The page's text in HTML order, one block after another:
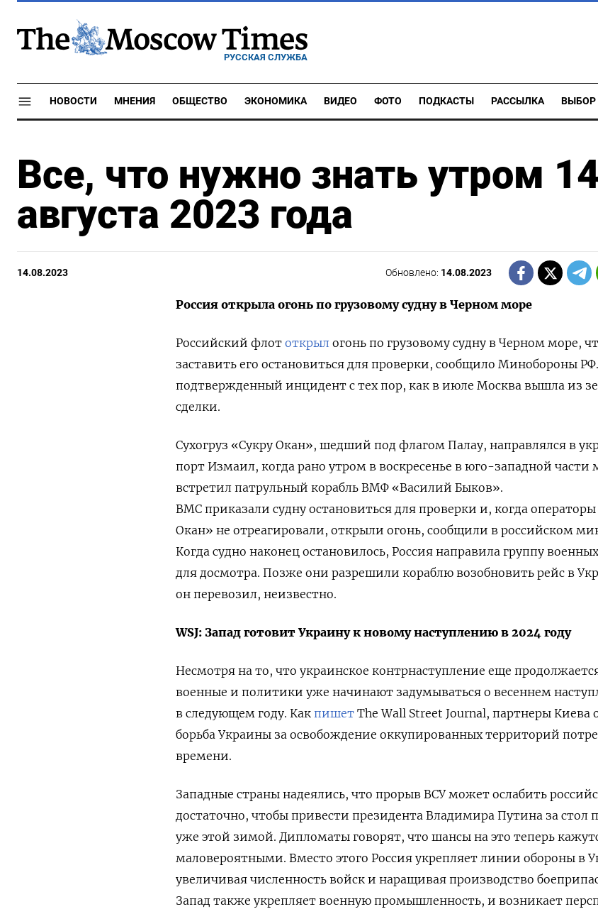
РУССКАЯ СЛУЖБА
НОВОСТИ МНЕНИЯ ОБЩЕСТВО ЭКОНОМИКА ВИДЕО ФОТО ПОДКАСТЫ РАССЫЛКА ВЫБОР
Все, что нужно знать утром 14
августа 2023 года
14.08.2023 Обновлено: 14.08.2023
Россия открыла огонь по грузовому судну в Черном море
Российский флот открыл огонь по грузовому судну в Черном море,
заставить его остановиться для проверки, сообщило Минобороны
подтвержденный инцидент с тех пор, как в июле Москва вышла из
сделки.
Сухогруз «Сукру Окан», шедший под флагом Палау, направлялся в
порт Измаил, когда рано утром в воскресенье в юго-западной части
встретил патрульный корабль ВМФ «Василий Быков».
ВМС приказали судну остановиться для проверки и, когда
Окан» не отреагировали, открыли огонь, сообщили в российском
Когда судно наконец остановилось, Россия направила группу
для досмотра. Позже они разрешили кораблю возобновить рейс в
он перевозил, неизвестно.
WSJ: Запад готовит Украину к новому наступлению в 2024 году
Несмотря на то, что украинское контрнаступление еще
военные и политики уже начинают задумываться о весеннем
в следующем году. Как пишет The Wall Street Journal, партнеры Киева
борьба Украины за освобождение оккупированных территорий
времени.
Западные страны надеялись, что прорыв ВСУ может ослабить
достаточно, чтобы привести президента Владимира Путина за стол
уже этой зимой. Дипломаты говорят, что шансы на это теперь
маловероятными. Вместо этого Россия укрепляет линии обороны в
увеличивая численность войск и наращивая производство
Запад также укрепляет военную промышленность, и возникает